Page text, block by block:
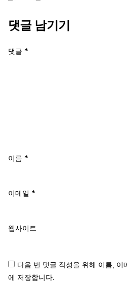
댓글 남기기
댓글 *
이름 *
이메일 *
웹사이트
다음 번 댓글 작성을 위해 이름, 이
에 저장합니다.